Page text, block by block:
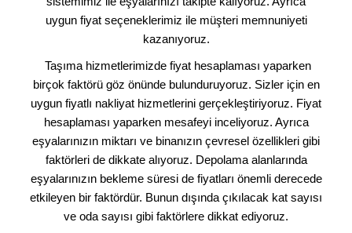
uygun fiyat seçeneklerimiz ile müşteri memnuniyeti
kazanıyoruz.
Taşıma hizmetlerimizde fiyat hesaplaması yaparken
birçok faktörü göz önünde bulunduruyoruz. Sizler için en
uygun fiyatlı nakliyat hizmetlerini gerçekleştiriyoruz. Fiyat
hesaplaması yaparken mesafeyi inceliyoruz. Ayrıca
eşyalarınızın miktarı ve binanızın çevresel özellikleri gibi
faktörleri de dikkate alıyoruz. Depolama alanlarında
eşyalarınızın bekleme süresi de fiyatları önemli derecede
etkileyen bir faktördür. Bunun dışında çıkılacak kat sayısı
ve oda sayısı gibi faktörlere dikkat ediyoruz.